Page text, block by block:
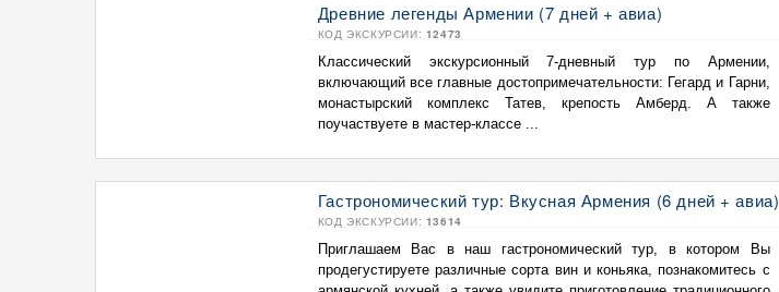
Древние легенды Армении (7 дней + авиа)
КОД ЭКСКУРСИИ: 12473
Классический экскурсионный 7-дневный тур по Армении,
включающий все главные достопримечательности: Гегард и Гарни,
монастырский комплекс Татев, крепость Амберд. А также
поучаствуете в мастер-классе ...
Гастрономический тур: Вкусная Армения (6 дней + авиа)
КОД ЭКСКУРСИИ: 13614
Приглашаем Вас в наш гастрономический тур, в котором Вы
продегустируете различные сорта вин и коньяка, познакомитесь с